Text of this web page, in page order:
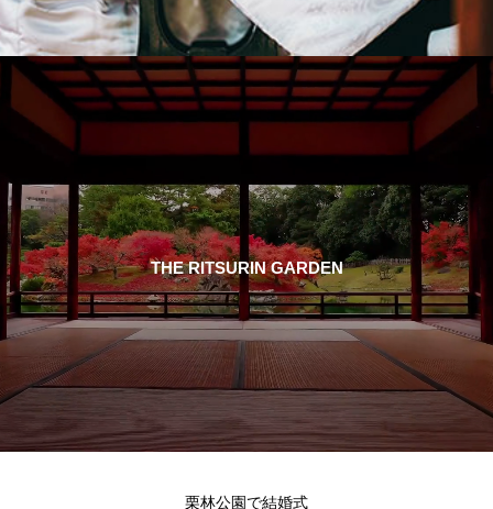
THE RITSURIN GARDEN
栗林公園で結婚式